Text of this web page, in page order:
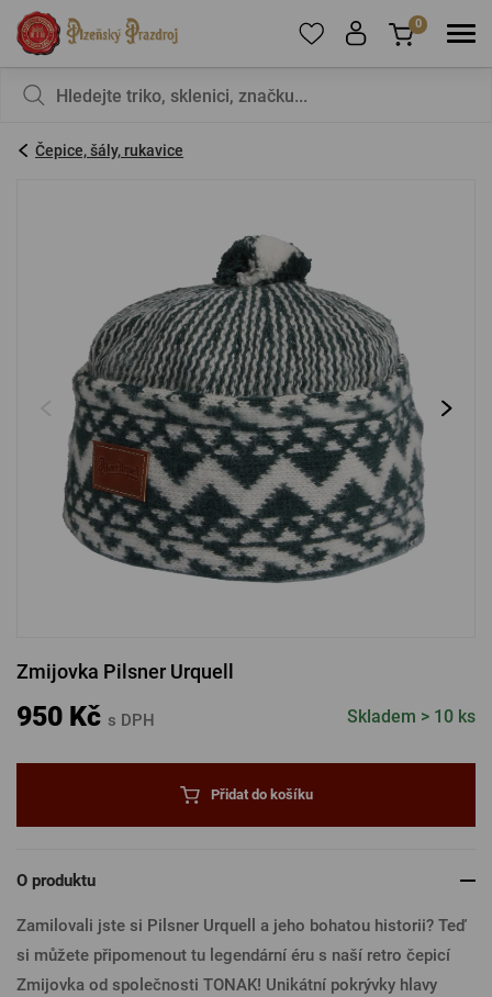
registrujte
PŘIHLÁSIT SE
Zapomenuté heslo Nová registrace
PŘIHLÁSIT PŘES FACEBOOK
PŘIHLÁSIT PŘES SEZNAM
0
Čepice, šály, rukavice
Zmijovka Pilsner Urquell
950 Kč s DPH Skladem > 10 ks
Přidat do košíku
O produktu
Zamilovali jste si Pilsner Urquell a jeho bohatou historii? Teď
si můžete připomenout tu legendární éru s naší retro čepicí
Zmijovka od společnosti TONAK! Unikátní pokrývky hlavy